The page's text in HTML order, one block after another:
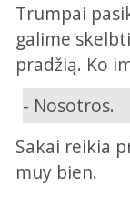
Trumpai
galime
pradžią. Ko
- Nosotros.
Sakai reikia
muy bien.